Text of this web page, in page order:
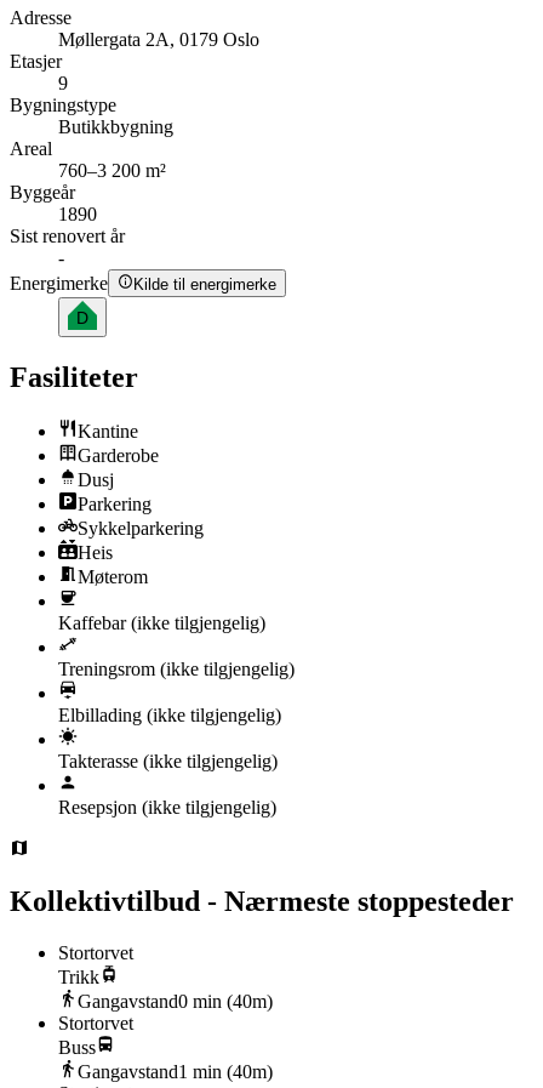
Adresse
Møllergata 2A, 0179 Oslo
Etasjer
9
Bygningstype
Butikkbygning
Areal
760–3 200 m²
Byggeår
1890
Sist renovert år
-
Energimerke
Kilde til energimerke
D
Fasiliteter
Kantine
Garderobe
Dusj
Parkering
Sykkelparkering
Heis
Møterom
Kaffebar(ikke tilgjengelig)
Treningsrom (ikke tilgjengelig)
Elbillading (ikke tilgjengelig)
Takterasse (ikke tilgjengelig)
Resepsjon (ikke tilgjengelig)
Kollektivtilbud - Nærmeste stoppesteder
Stortorvet
Trikk
Gangavstand0 min (40m)
Stortorvet
Buss
Gangavstand1 min (40m)